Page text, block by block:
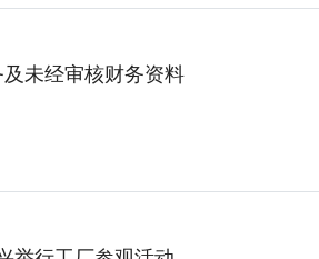
未经审核财务资料